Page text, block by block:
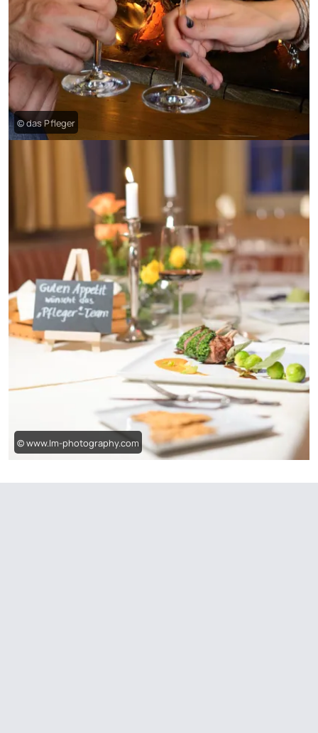
© das Pfleger
© www.Im-photography.com